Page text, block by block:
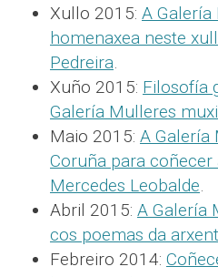
Xullo 2015: A
homenaxea neste
Pedreira.
Xuño 2015: Filosofía
Galería Mulleres
Maio 2015: A Galería
Coruña para coñecer
Mercedes Leobalde.
Abril 2015: A Galería
cos poemas da
Febreiro 2014: